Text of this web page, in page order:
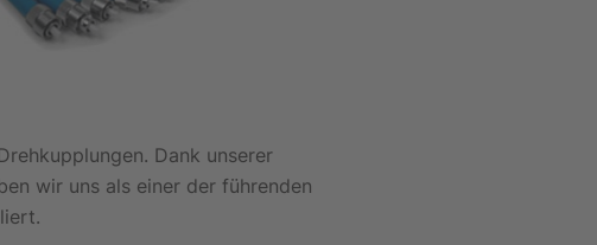
Dank unserer
wir uns als einer der führenden